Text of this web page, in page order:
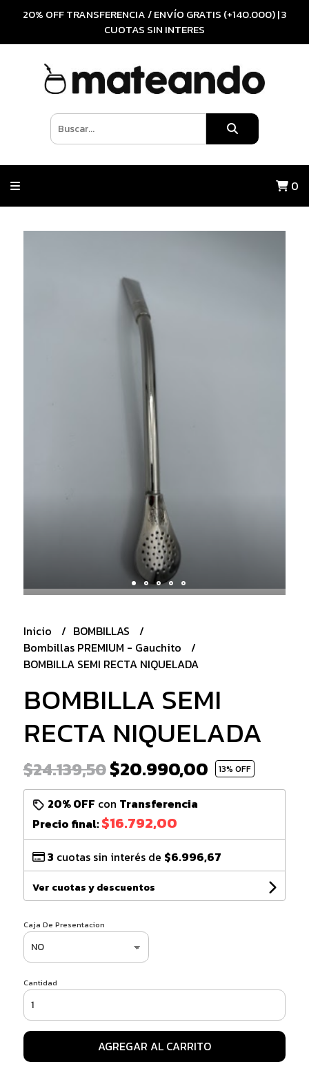
20% OFF TRANSFERENCIA / ENVÍO GRATIS (+140.000) | 3
CUOTAS SIN INTERES
0
Inicio
BOMBILLAS
Bombillas PREMIUM - Gauchito
BOMBILLA SEMI RECTA NIQUELADA
BOMBILLA SEMI
RECTA NIQUELADA
$24.139,50$20.990,00 13% OFF
20% OFF con Transferencia
Precio final:$16.792,00
3 cuotas sin interés de $6.996,67
Ver cuotas y descuentos
Caja De Presentacion
Cantidad
AGREGAR AL CARRITO